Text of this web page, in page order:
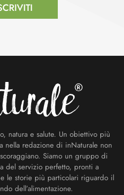
natura e salute. Un obiettivo più
nella redazione di inNaturale non
Siamo un gruppo di
del servizio perfetto, pronti a
le storie più particolari riguardo il
dell’alimentazione.